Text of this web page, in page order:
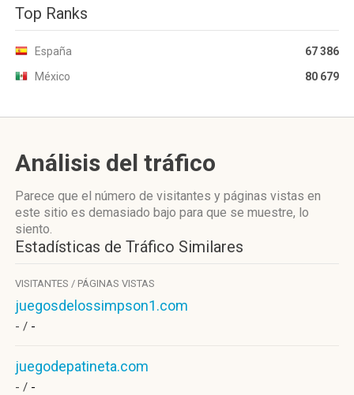
Top Ranks
España
67 386
México
80 679
Análisis del tráfico
Parece que el número de visitantes y páginas vistas en
este sitio es demasiado bajo para que se muestre, lo
siento.
Estadísticas de Tráfico Similares
VISITANTES / PÁGINAS VISTAS
juegosdelossimpson1.com
- / -
juegodepatineta.com
- / -